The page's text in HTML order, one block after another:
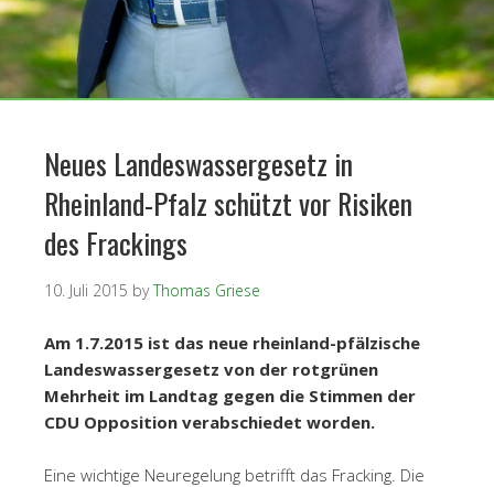
Neues Landeswassergesetz in
Rheinland-Pfalz schützt vor Risiken
des Frackings
10. Juli 2015 byThomas Griese
Am 1.7.2015 ist das neue rheinland-pfälzische
Landeswassergesetz von der rotgrünen
Mehrheit im Landtag gegen die Stimmen der
CDU Opposition verabschiedet worden.
Eine wichtige Neuregelung betrifft das Fracking. Die